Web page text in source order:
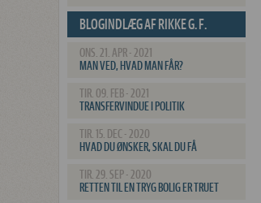
BLOGINDLÆG AF RIKKE G. F.
CARLSSON
ONS. 21. APR - 2021
MAN VED, HVAD MAN FÅR?
TIR. 09. FEB - 2021
TRANSFERVINDUE I POLITIK
TIR. 15. DEC - 2020
HVAD DU ØNSKER, SKAL DU FÅ
TIR. 29. SEP - 2020
RETTEN TIL EN TRYG BOLIG ER TRUET